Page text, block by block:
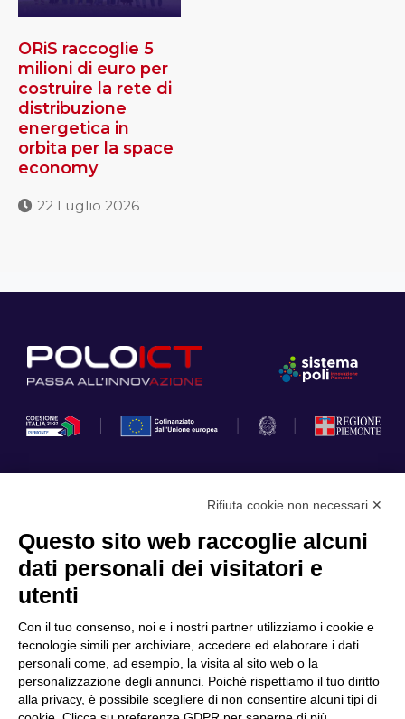
ORiS raccoglie 5
milioni di euro per
costruire la rete di
distribuzione
energetica in
orbita per la space
economy
22 Luglio 2026
Cookie Policy
Scopri il Polo
Partner
Finanziamenti e bandi
Internazionalizzazione
News & Eventi
Privacy
Rifiuta cookie non necessari ✕
Questo sito web raccoglie alcuni
dati personali dei visitatori e
utenti
Con il tuo consenso, noi e i nostri partner utilizziamo i cookie e
tecnologie simili per archiviare, accedere ed elaborare i dati
personali come, ad esempio, la visita al sito web o la
personalizzazione degli annunci. Poiché rispettiamo il tuo diritto
alla privacy, è possibile scegliere di non consentire alcuni tipi di